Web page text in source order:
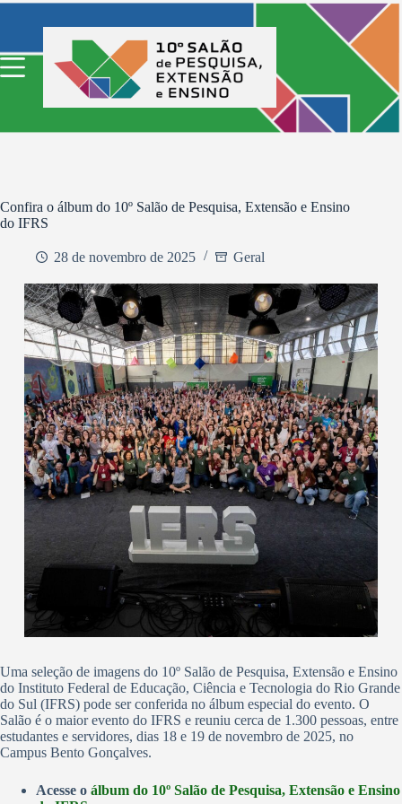
Pular
conteúdo
Confira o álbum do 10º Salão de Pesquisa, Extensão e Ensino
do IFRS
28 de novembro de 2025 Geral
Uma seleção de imagens do 10º Salão de Pesquisa, Extensão e Ensino
do Instituto Federal de Educação, Ciência e Tecnologia do Rio Grande
do Sul (IFRS) pode ser conferida no álbum especial do evento. O
Salão é o maior evento do IFRS e reuniu cerca de 1.300 pessoas, entre
estudantes e servidores, dias 18 e 19 de novembro de 2025, no
Campus Bento Gonçalves.
Acesse o álbum do 10º Salão de Pesquisa, Extensão e Ensino